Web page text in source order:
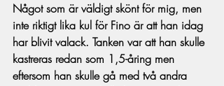
Något som är väldigt skönt för mig, men
inte riktigt lika kul för Fino är att han idag
har blivit valack. Tanken var att han skulle
kastreras redan som 1,5-åring men
eftersom han skulle gå med två andra